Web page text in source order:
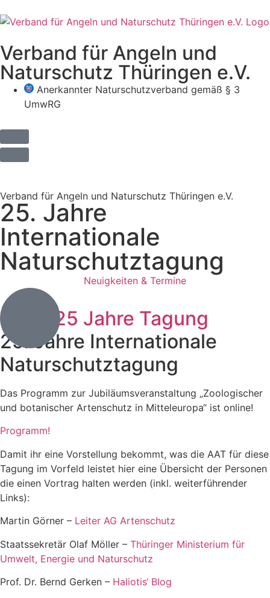
Verband für Angeln und
Naturschutz Thüringen e.V.
Anerkannter Naturschutzverband gemäß § 3
UmwRG
Verband für Angeln und Naturschutz Thüringen e.V.
25. Jahre
Internationale
Naturschutztagung
Neuigkeiten & Termine
25. Jahre Internationale
Naturschutztagung
Das Programm zur Jubiläumsveranstaltung „Zoologischer
und botanischer Artenschutz in Mitteleuropa“ ist online!
Programm!
Damit ihr eine Vorstellung bekommt, was die AAT für diese
Tagung im Vorfeld leistet hier eine Übersicht der Personen
die einen Vortrag halten werden (inkl. weiterführender
Links):
Martin Görner – Leiter AG Artenschutz
Staatssekretär Olaf Möller – Thüringer Ministerium für
Umwelt, Energie und Naturschutz
Prof. Dr. Bernd Gerken – Haliotis‘ Blog